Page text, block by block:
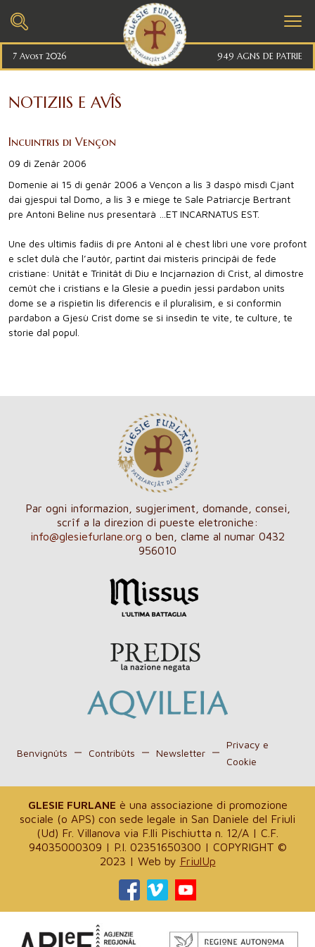
7 Avost 2026 949 AGNS DE PATRIE
NOTIZIIS E AVÎS
Incuintris di Vençon
09 di Zenâr 2006
Domenie ai 15 di genâr 2006 a Vençon a lis 3 daspò misdì Cjant
dai gjespui tal Domo, a lis 3 e miege te Sale Patriarcje Bertrant
pre Antoni Beline nus presentarà …ET INCARNATUS EST.
Une des ultimis fadiis di pre Antoni al è chest libri une vore profont
e sclet dulà che l’autôr, partint dai misteris principâi de fede
cristiane: Unitât e Trinitât di Diu e Incjarnazion di Crist, al dimostre
cemût che i cristians e la Glesie a puedin jessi pardabon unîts
dome se a rispietin lis diferencis e il pluralisim, e si conformin
pardabon a Gjesù Crist dome se si insedin te vite, te culture, te
storie dal popul.
Par ogni informazion, sugjeriment, domande, consei,
scrîf a la direzion di pueste eletroniche:
info@glesiefurlane.org o ben, clame al numar 0432
956010
Benvignûts Contribûts Newsletter
Privacy e
Cookie
GLESIE FURLANE è una associazione di promozione
sociale (o APS) con sede legale in San Daniele del Friuli
(Ud) Fr. Villanova via F.lli Pischiutta n. 12/A | C.F.
94035000309 | P.I. 02351650300 | COPYRIGHT ©
2023 | Web by FriulUp